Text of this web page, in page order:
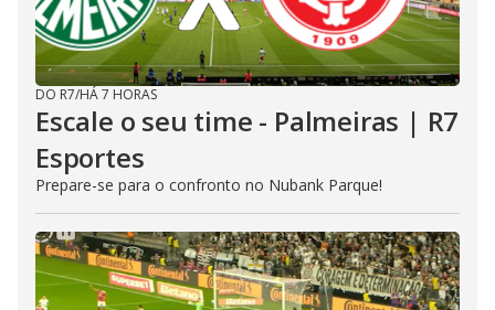
DO R7/HÁ 7 HORAS
Escale o seu time - Palmeiras | R7
Esportes
Prepare-se para o confronto no Nubank Parque!